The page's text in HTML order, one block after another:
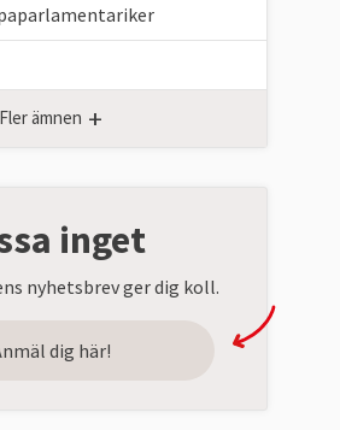
Fler ämnen +
inget
nyhetsbrev ger dig koll.
dig här!